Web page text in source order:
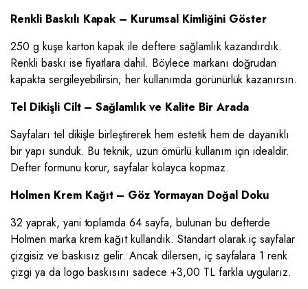
Renkli Baskılı Kapak – Kurumsal Kimliğini Göster
250 g kuşe karton kapak ile deftere sağlamlık kazandırdık.
Renkli baskı ise fiyatlara dahil. Böylece markanı doğrudan
kapakta sergileyebilirsin; her kullanımda görünürlük kazanırsın.
Tel Dikişli Cilt – Sağlamlık ve Kalite Bir Arada
Sayfaları tel dikişle birleştirerek hem estetik hem de dayanıklı
bir yapı sunduk. Bu teknik, uzun ömürlü kullanım için idealdir.
Defter formunu korur, sayfalar kolayca kopmaz.
Holmen Krem Kağıt – Göz Yormayan Doğal Doku
32 yaprak, yani toplamda 64 sayfa, bulunan bu defterde
Holmen marka krem kağıt kullandık. Standart olarak iç sayfalar
çizgisiz ve baskısız gelir. Ancak dilersen, iç sayfalara 1 renk
çizgi ya da logo baskısını sadece +3,00 TL farkla uygularız.